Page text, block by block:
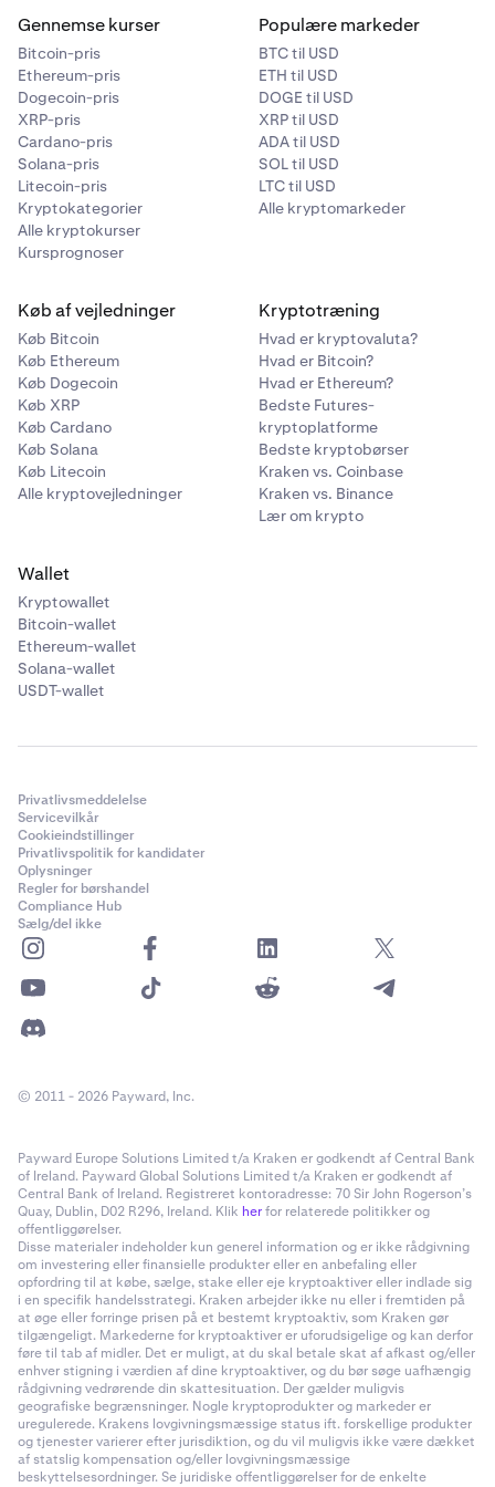
Gennemse kurser
Bitcoin-pris
Ethereum-pris
Dogecoin-pris
XRP-pris
Cardano-pris
Solana-pris
Litecoin-pris
Kryptokategorier
Alle kryptokurser
Kursprognoser
Populære markeder
BTC til USD
ETH til USD
DOGE til USD
XRP til USD
ADA til USD
SOL til USD
LTC til USD
Alle kryptomarkeder
Køb af vejledninger
Køb Bitcoin
Køb Ethereum
Køb Dogecoin
Køb XRP
Køb Cardano
Køb Solana
Køb Litecoin
Alle kryptovejledninger
Kryptotræning
Hvad er kryptovaluta?
Hvad er Bitcoin?
Hvad er Ethereum?
Bedste Futures-
kryptoplatforme
Bedste kryptobørser
Kraken vs. Coinbase
Kraken vs. Binance
Lær om krypto
Wallet
Kryptowallet
Bitcoin-wallet
Ethereum-wallet
Solana-wallet
USDT-wallet
Privatlivsmeddelelse
Servicevilkår
Cookieindstillinger
Privatlivspolitik for kandidater
Oplysninger
Regler for børshandel
Compliance Hub
Sælg/del ikke
© 2011 - 2026 Payward, Inc.
Payward Europe Solutions Limited t/a Kraken er godkendt af Central Bank
of Ireland. Payward Global Solutions Limited t/a Kraken er godkendt af
Central Bank of Ireland. Registreret kontoradresse: 70 Sir John Rogerson’s
Quay, Dublin, D02 R296, Ireland. Klik herfor relaterede politikker og
offentliggørelser.
Disse materialer indeholder kun generel information og er ikke rådgivning
om investering eller finansielle produkter eller en anbefaling eller
opfordring til at købe, sælge, stake eller eje kryptoaktiver eller indlade sig
i en specifik handelsstrategi. Kraken arbejder ikke nu eller i fremtiden på
at øge eller forringe prisen på et bestemt kryptoaktiv, som Kraken gør
tilgængeligt. Markederne for kryptoaktiver er uforudsigelige og kan derfor
føre til tab af midler. Det er muligt, at du skal betale skat af afkast og/eller
enhver stigning i værdien af dine kryptoaktiver, og du bør søge uafhængig
rådgivning vedrørende din skattesituation. Der gælder muligvis
geografiske begrænsninger. Nogle kryptoprodukter og markeder er
uregulerede. Krakens lovgivningsmæssige status ift. forskellige produkter
og tjenester varierer efter jurisdiktion, og du vil muligvis ikke være dækket
af statslig kompensation og/eller lovgivningsmæssige
beskyttelsesordninger. Se juridiske offentliggørelser for de enkelte